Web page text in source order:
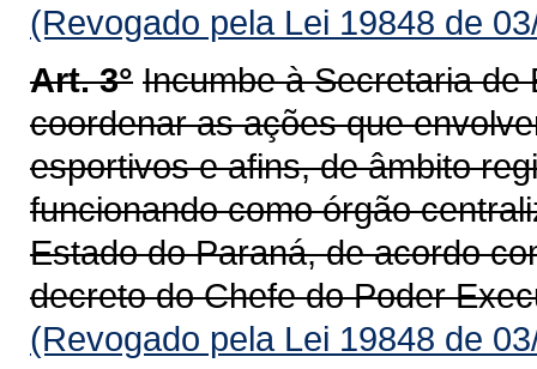
(Revogado pela Lei 19848 de
Art. 3° Incumbe à Secretaria de
coordenar as ações que
esportivos e afins, de âmbito
funcionando como órgão
Estado do Paraná, de acordo
decreto do Chefe do Poder
(Revogado pela Lei 19848 de